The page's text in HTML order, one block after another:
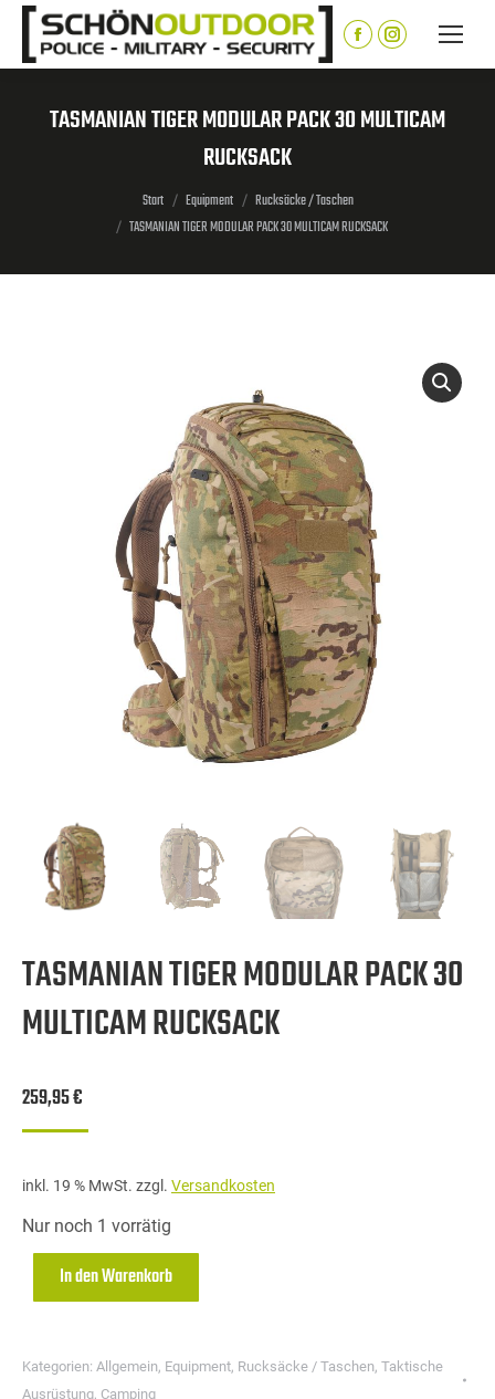
springen
Facebook
page
in
Instagram
page
in
TASMANIAN TIGER MODULAR PACK 30 MULTICAM
RUCKSACK
Sie befinden sich hier:
Start Equipment
Rucksäcke / Taschen
TASMANIAN TIGER MODULAR PACK 30 MULTICAM RUCKSACK
TASMANIAN TIGER MODULAR PACK 30
MULTICAM RUCKSACK
259,95€
inkl. 19 % MwSt. zzgl. Versandkosten
Nur noch 1 vorrätig
In den Warenkorb
Kategorien: Allgemein, Equipment, Rucksäcke / Taschen, Taktische
Ausrüstung, Camping